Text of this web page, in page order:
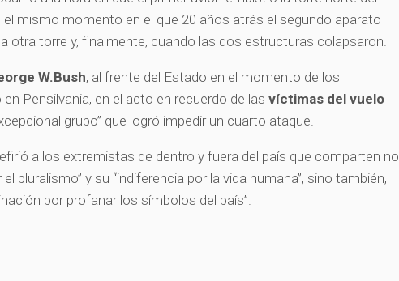
el mismo momento en el que 20 años atrás el segundo aparato
otra torre y, finalmente, cuando las dos estructuras colapsaron.
W.Bush, al frente del Estado en el momento de los
Pensilvania, en el acto en recuerdo de las víctimas del vuelo
grupo” que logró impedir un cuarto ataque.
a los extremistas de dentro y fuera del país que comparten no
pluralismo” y su “indiferencia por la vida humana”, sino también,
por profanar los símbolos del país”.